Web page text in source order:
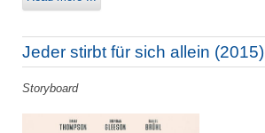
Jeder stirbt für sich allein (2015)
Storyboard